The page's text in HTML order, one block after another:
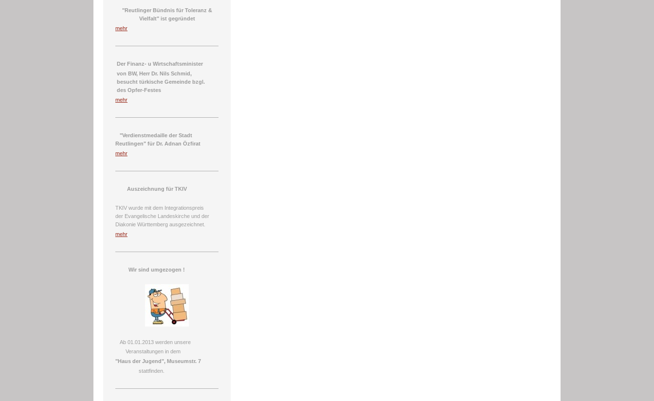
"Reutlinger Bündnis für Toleranz &
Vielfalt" ist gegründet
mehr
Der Finanz- u Wirtschaftsminister
von BW, Herr Dr. Nils Schmid,
besucht türkische Gemeinde bzgl.
des Opfer-Festes
mehr
"Verdienstmedaille der Stadt
Reutlingen" für Dr. Adnan Özfirat
mehr
Auszeichnung für TKIV
TKIV wurde mit dem Integrationspreis
der Evangelische Landeskirche und der
Diakonie Württemberg ausgezeichnet.
mehr
Wir sind umgezogen !
Ab 01.01.2013 werden unsere
Veranstaltungen in dem
"Haus der Jugend", Museumstr. 7
stattfinden.